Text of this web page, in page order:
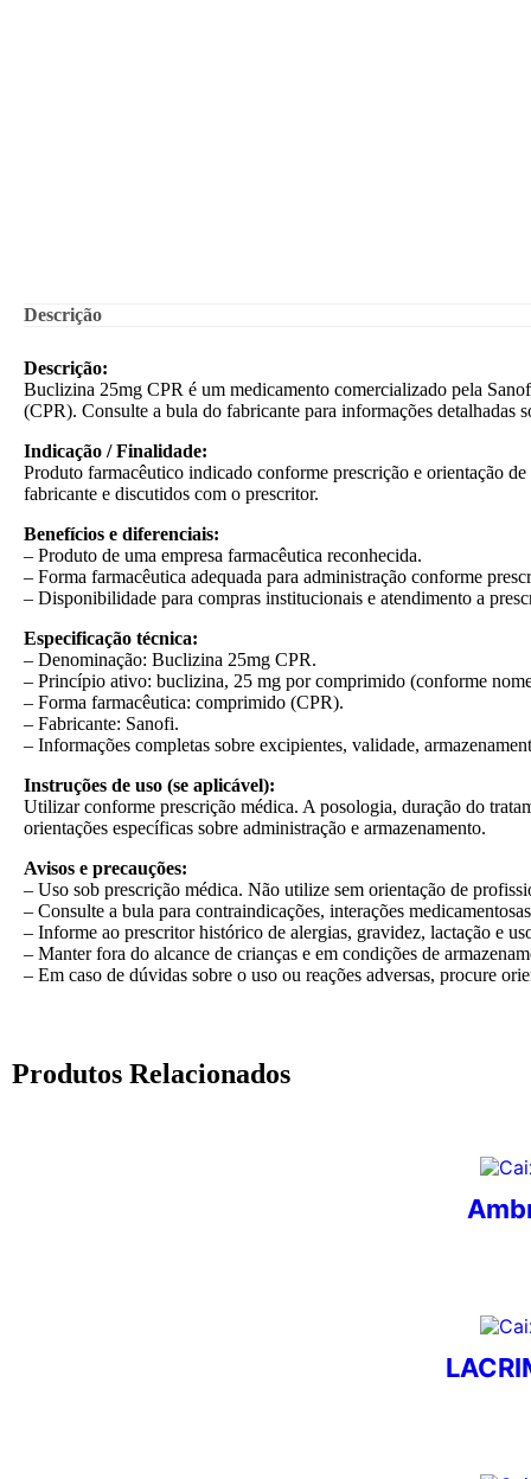
Descrição
Descrição:
Buclizina 25mg CPR é um medicamento comercializado pela
(CPR). Consulte a bula do fabricante para informações detalhadas
Indicação / Finalidade:
Produto farmacêutico indicado conforme prescrição e orientação
fabricante e discutidos com o prescritor.
Benefícios e diferenciais:
– Produto de uma empresa farmacêutica reconhecida.
– Forma farmacêutica adequada para administração conforme
– Disponibilidade para compras institucionais e atendimento a
Especificação técnica:
– Denominação: Buclizina 25mg CPR.
– Princípio ativo: buclizina, 25 mg por comprimido (conforme
– Forma farmacêutica: comprimido (CPR).
– Fabricante: Sanofi.
– Informações completas sobre excipientes, validade,
Instruções de uso (se aplicável):
Utilizar conforme prescrição médica. A posologia, duração do
orientações específicas sobre administração e armazenamento.
Avisos e precauções:
– Uso sob prescrição médica. Não utilize sem orientação de
– Consulte a bula para contraindicações, interações
– Informe ao prescritor histórico de alergias, gravidez, lactação e
– Manter fora do alcance de crianças e em condições de
– Em caso de dúvidas sobre o uso ou reações adversas, procure
Produtos Relacionados